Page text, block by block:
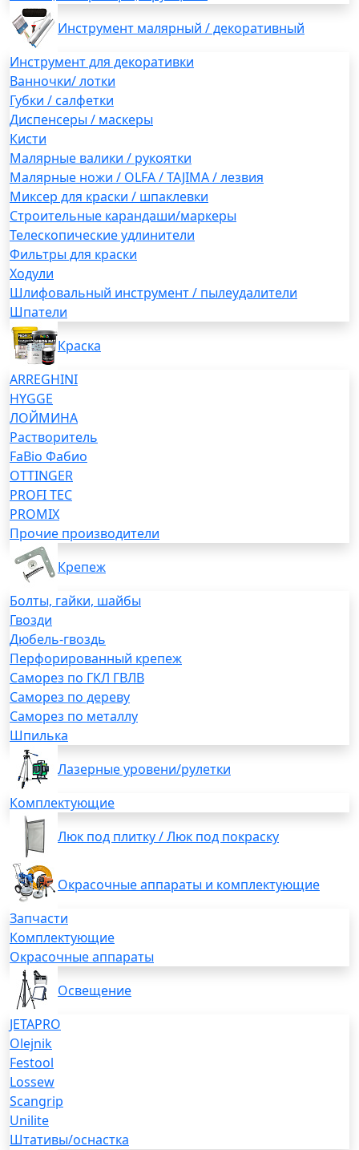
Инструмент малярный / декоративный
Инструмент для декоративки
Ванночки/ лотки
Губки / салфетки
Диспенсеры / маскеры
Кисти
Малярные валики / рукоятки
Малярные ножи / OLFA / TAJIMA / лезвия
Миксер для краски / шпаклевки
Строительные карандаши/маркеры
Телескопические удлинители
Фильтры для краски
Ходули
Шлифовальный инструмент / пылеудалители
Шпатели
Краска
ARREGHINI
HYGGE
ЛОЙМИНА
Растворитель
FaBio Фабио
OTTINGER
PROFI TEC
PROMIX
Прочие производители
Крепеж
Болты, гайки, шайбы
Гвозди
Дюбель-гвоздь
Перфорированный крепеж
Саморез по ГКЛ ГВЛВ
Саморез по дереву
Саморез по металлу
Шпилька
Лазерные уровени/рулетки
Комплектующие
Люк под плитку / Люк под покраску
Окрасочные аппараты и комплектующие
Запчасти
Комплектующие
Окрасочные аппараты
Освещение
JETAPRO
Olejnik
Festool
Lossew
Scangrip
Unilite
Штативы/оснастка